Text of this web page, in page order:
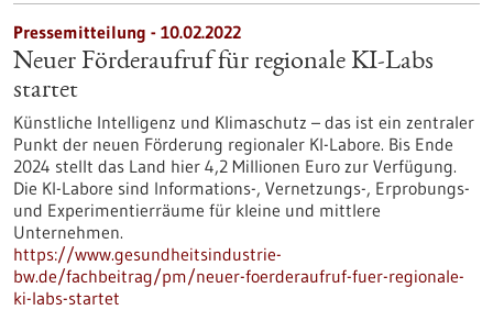
Pressemitteilung - 10.02.2022
Neuer Förderaufruf für regionale KI-Labs
startet
Künstliche Intelligenz und Klimaschutz – das ist ein zentraler
Punkt der neuen Förderung regionaler KI-Labore. Bis Ende
2024 stellt das Land hier 4,2 Millionen Euro zur Verfügung.
Die KI-Labore sind Informations-, Vernetzungs-, Erprobungs-
und Experimentierräume für kleine und mittlere
Unternehmen.
https://www.gesundheitsindustrie-
bw.de/fachbeitrag/pm/neuer-foerderaufruf-fuer-regionale-
ki-labs-startet